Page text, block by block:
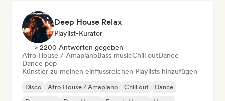
Deep House Relax
Playlist-Kurator
> 2200 Antworten gegeben
Afro House / AmapianoBass musicChill outDance
Dance pop
Künstler zu meinen einflussreichen Playlists hinzufügen
Disco Afro House / Amapiano Chill out
Dance